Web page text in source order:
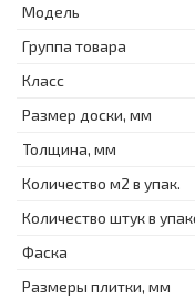
Модель
Группа товара
Класс
Размер доски, мм
Толщина, мм
Количество м2 в упак.
Количество штук в
Фаска
Размеры плитки, мм